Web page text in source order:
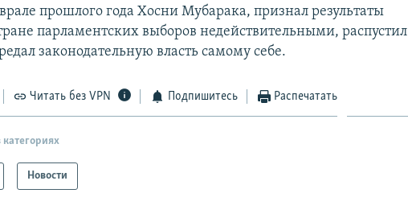
прошлого года Хосни Мубарака, признал результаты
парламентских выборов недействительными, распустил
законодательную власть самому себе.
Читать без VPN Подпишитесь Распечатать
категориях
Новости